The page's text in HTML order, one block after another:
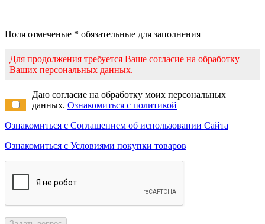
Поля отмеченые * обязательные для заполнения
Для продолжения требуется Ваше согласие на обработку
Ваших персональных данных.
Даю согласие на обработку моих персональных
данных. Ознакомиться с политикой
Ознакомиться с Соглашением об использовании Сайта
Ознакомиться с Условиями покупки товаров